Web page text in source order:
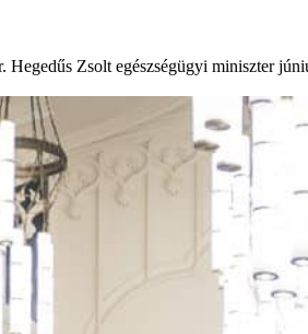
Zsolt egészségügyi miniszter